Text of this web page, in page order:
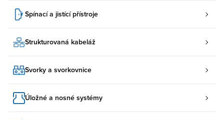
Spínací a jistící přístroje
Strukturovaná kabeláž
Svorky a svorkovnice
Úložné a nosné systémy